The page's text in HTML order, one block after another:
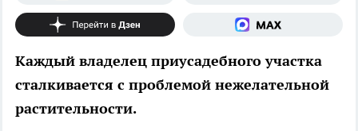
Каждый владелец приусадебного участка
сталкивается с проблемой нежелательной
растительности.